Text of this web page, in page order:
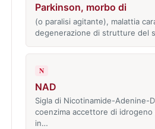
Parkinson, morbo di
(o paralisi agitante), malattia
degenerazione di strutture del
N
NAD
Sigla di Nicotinamide-Adenine-
coenzima accettore di
in…